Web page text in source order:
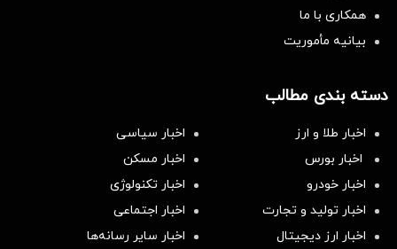
همکاری با ما
بیانیه مأموریت
دسته بندی مطالب
اخبار طلا و ارز
اخبار سیاسی
اخبار بورس
اخبار مسکن
اخبار خودرو
اخبار تکنولوژی
اخبار تولید و تجارت
اخبار اجتماعی
اخبار ارز دیجیتال
اخبار سایر رسانه‌‌ها